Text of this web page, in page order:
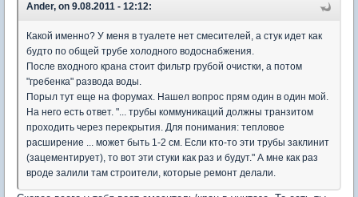
Ander, on 9.08.2011 - 12:12:
Какой именно? У меня в туалете нет смесителей, а стук идет как
будто по общей трубе холодного водоснабжения.
После входного крана стоит фильтр грубой очистки, а потом
"гребенка" развода воды.
Порыл тут еще на форумах. Нашел вопрос прям один в один мой.
На него есть ответ. "... трубы коммуникаций должны транзитом
проходить через перекрытия. Для понимания: тепловое
расширение ... может быть 1-2 см. Если кто-то эти трубы заклинит
(зацементирует), то вот эти стуки как раз и будут." А мне как раз
вроде залили там строители, которые ремонт делали.